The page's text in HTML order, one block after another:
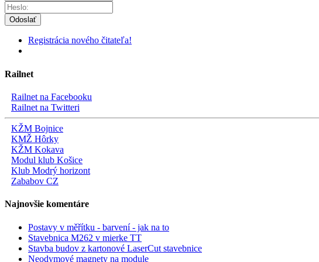
Odoslať
Registrácia nového čitateľa!
Railnet
Railnet na Facebooku
Railnet na Twitteri
KŽM Bojnice
KMŽ Hôrky
KŽM Kokava
Modul klub Košice
Klub Modrý horizont
Zababov CZ
Najnovšie komentáre
Postavy v měřítku - barvení - jak na to
Stavebnica M262 v mierke TT
Stavba budov z kartonové LaserCut stavebnice
Neodymové magnety na module